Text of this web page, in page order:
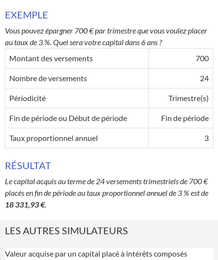
EXEMPLE
Vous pouvez épargner 700 € par trimestre que vous voulez placer
au taux de 3 %. Quel sera votre capital dans 6 ans ?
Montant des versements
700
Nombre de versements 24
Périodicité Trimestre(s)
Fin de période ou Début de période Fin de période
Taux proportionnel annuel 3
RÉSULTAT
Le capital acquis au terme de 24 versements trimestriels de 700 €
placés en fin de période au taux proportionnel annuel de 3 % est de
18 331,93 €.
LES AUTRES SIMULATEURS
Valeur acquise par un capital placé à intérêts composés